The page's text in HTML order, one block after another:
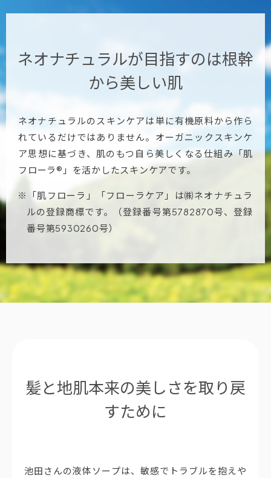
ネオナチュラルが目指すのは根幹
から美しい肌
ネオナチュラルのスキンケアは単に有機原料から作ら
れているだけではありません。オーガニックスキンケ
ア思想に基づき、肌のもつ自ら美しくなる仕組み「肌
フローラ®」を活かしたスキンケアです。
※「肌フローラ」「フローラケア」は㈱ネオナチュラ
ルの登録商標です。（登録番号第5782870号、登録
番号第5930260号）
髪と地肌本来の美しさを取り戻
すために
池田さんの液体ソープは、敏感でトラブルを抱えや